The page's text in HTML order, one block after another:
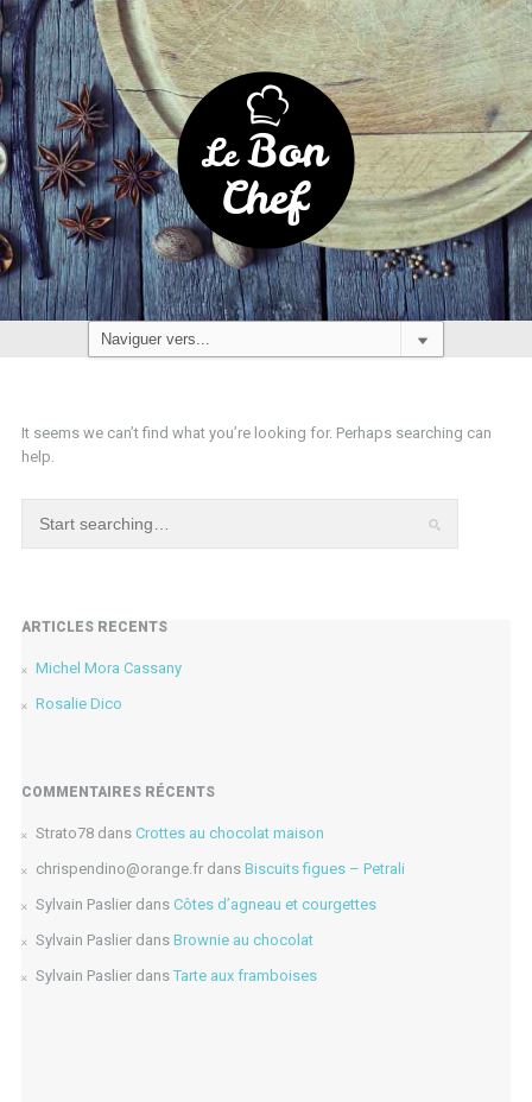
It seems we can’t find what you’re looking for. Perhaps searching can
help.
ARTICLES RÉCENTS
Michel Mora Cassany
Rosalie Dico
COMMENTAIRES RÉCENTS
Strato78dans Crottes au chocolat maison
chrispendino@orange.frdans Biscuits figues – Petrali
Sylvain Paslierdans Côtes d’agneau et courgettes
Sylvain Paslierdans Brownie au chocolat
Sylvain Paslierdans Tarte aux framboises